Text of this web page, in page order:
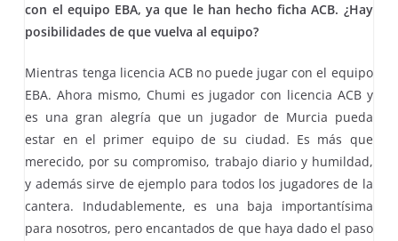
con el equipo EBA, ya que le han hecho ficha ACB. ¿Hay
posibilidades de que vuelva al equipo?
Mientras tenga licencia ACB no puede jugar con el equipo
EBA. Ahora mismo, Chumi es jugador con licencia ACB y
es una gran alegría que un jugador de Murcia pueda
estar en el primer equipo de su ciudad. Es más que
merecido, por su compromiso, trabajo diario y humildad,
y además sirve de ejemplo para todos los jugadores de la
cantera. Indudablemente, es una baja importantísima
para nosotros, pero encantados de que haya dado el paso